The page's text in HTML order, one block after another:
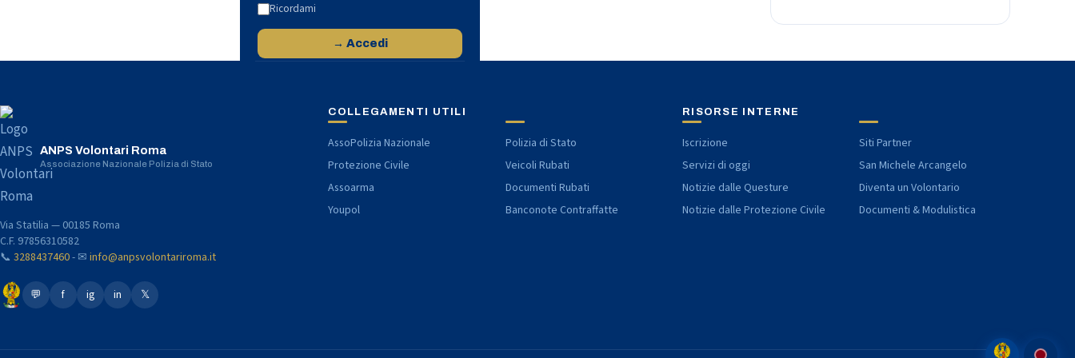
Ricordami
→ Accedi
ANPS Volontari Roma
Associazione Nazionale Polizia di Stato
Via Statilia — 00185 Roma
C.F. 97856310582
📞 3288437460- ✉ info@anpsvolontariroma.it
💬 f ig in 𝕏
COLLEGAMENTI UTILI
AssoPolizia Nazionale
Protezione Civile
Assoarma
Youpol
Polizia di Stato
Veicoli Rubati
Documenti Rubati
Banconote Contraffatte
RISORSE INTERNE
Iscrizione
Servizi di oggi
Notizie dalle Questure
Notizie dalle Protezione Civile
Siti Partner
San Michele Arcangelo
Diventa un Volontario
Documenti & Modulistica